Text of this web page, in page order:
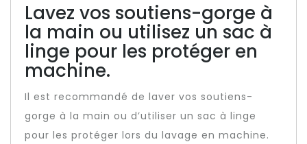
Lavez vos soutiens-gorge à
la main ou utilisez un sac à
linge pour les protéger en
machine.
Il est recommandé de laver vos soutiens-
gorge à la main ou d’utiliser un sac à linge
pour les protéger lors du lavage en machine.